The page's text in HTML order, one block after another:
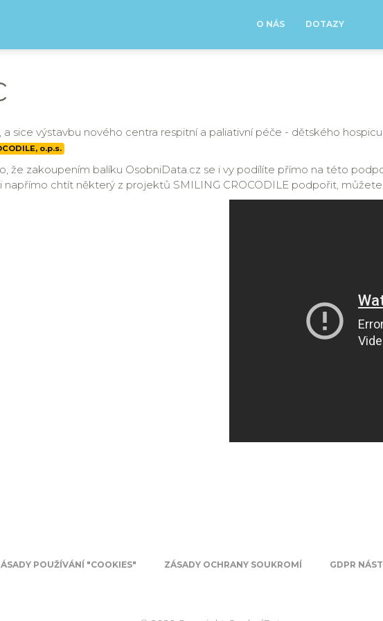
O NÁS DOTAZY
sice výstavbu nového centra respitní a paliativní péče - dětského
o.p.s.
že zakoupením balíku OsobniData.cz se i vy podílíte přímo na této
chtít některý z projektů SMILING CROCODILE podpořit, můžete
POUŽÍVÁNÍ "COOKIES" ZÁSADY OCHRANY SOUKROMÍ GDPR